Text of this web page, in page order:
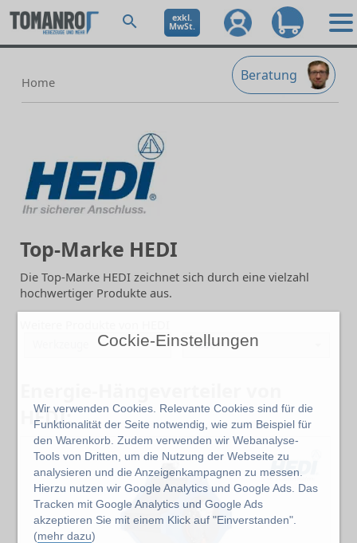
Cockie-Einstellungen
Wir verwenden Cookies. Relevante Cookies sind für die
Funktionalität der Seite notwendig, wie zum Beispiel für
den Warenkorb. Zudem verwenden wir Webanalyse-
Tools von Dritten, um die Nutzung der Webseite zu
analysieren und die Anzeigenkampagnen zu messen.
Hierzu nutzen wir Google Analytics und Google Ads. Das
Tracken mit Google Analytics und Google Ads
akzeptieren Sie mit einem Klick auf "Einverstanden".
(mehr dazu)
exkl.
MwSt.
Beratung
Home
Top-Marke HEDI
Die Top-Marke HEDI zeichnet sich durch eine vielzahl
hochwertiger Produkte aus.
Kabel
HEDI: